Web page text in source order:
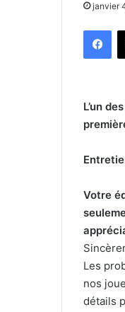
janvier
L’un
Votre
Les
nos
détails